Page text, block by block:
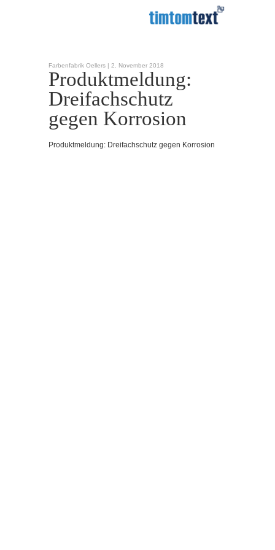
Farbenfabrik Oellers | 2. November 2018
Produktmeldung:
Dreifachschutz
gegen Korrosion
Produktmeldung: Dreifachschutz gegen Korrosion